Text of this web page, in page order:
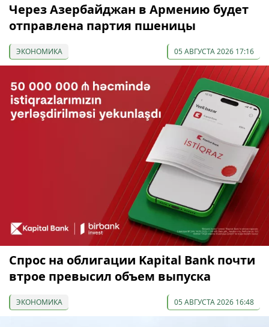
Через Азербайджан в Армению будет
отправлена партия пшеницы
ЭКОНОМИКА 05 АВГУСТА 2026 17:16
Спрос на облигации Kapital Bank почти
втрое превысил объем выпуска
ЭКОНОМИКА 05 АВГУСТА 2026 16:48